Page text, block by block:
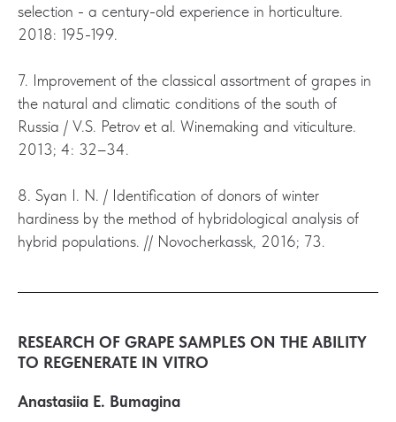
selection - a century-old experience in horticulture.
2018: 195-199.
7. Improvement of the classical assortment of grapes in
the natural and climatic conditions of the south of
Russia / V.S. Petrov et al. Winemaking and viticulture.
2013; 4: 32–34.
8. Syan I. N. / Identification of donors of winter
hardiness by the method of hybridological analysis of
hybrid populations. // Novocherkassk, 2016; 73.
RESEARCH OF GRAPE SAMPLES ON THE ABILITY
TO REGENERATE IN VITRO
Anastasiia E. Bumagina